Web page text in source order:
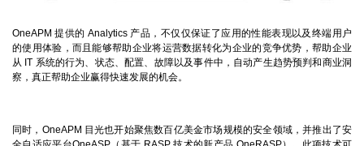
OneAPM提供的 Analytics 产品，不仅仅保证了应用的性能表现以及终端用户
的使用体验，而且能够帮助企业将运营数据转化为企业的竞争优势，帮助企业
从 IT 系统的行为、状态、配置、故障以及事件中，自动产生趋势预判和商业洞
察，真正帮助企业赢得快速发展的机会。
同时， OneAPM 目光也开始聚焦数百亿美金市场规模的安全领域，并推出了安